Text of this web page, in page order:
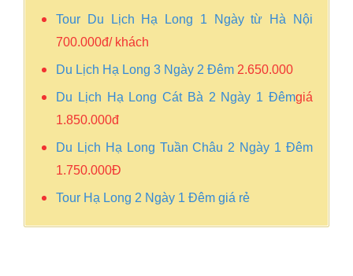
Tour Du Lịch Hạ Long 1 Ngày từ Hà Nội
700.000đ/ khách
Du Lịch Hạ Long 3 Ngày 2 Đêm 2.650.000
Du Lịch Hạ Long Cát Bà 2 Ngày 1 Đêmgiá
1.850.000đ
Du Lịch Hạ Long Tuần Châu 2 Ngày 1 Đêm
1.750.000Đ
Tour Hạ Long 2 Ngày 1 Đêm giá rẻ